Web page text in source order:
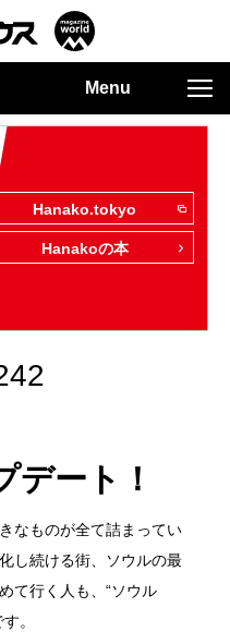
Menu
Hanako.tokyo
Hanakoの本
デート！
なものが全て詰まってい
し続ける街、ソウルの最
て行く人も、“ソウル
。